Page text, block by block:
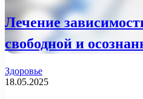
Лечение
свободной и
Здоровье
18.05.2025